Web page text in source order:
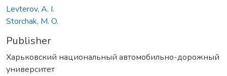
Levterov, A. I.
Storchak, M. O.
Publisher
Харьковский национальный автомобильно-дорожный
университет